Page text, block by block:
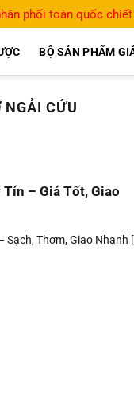
phối toàn quốc
BỘ SẢN PHẨM
NGẢI CỨU
Tín – Giá Tốt, Giao
Thơm, Giao Nhanh